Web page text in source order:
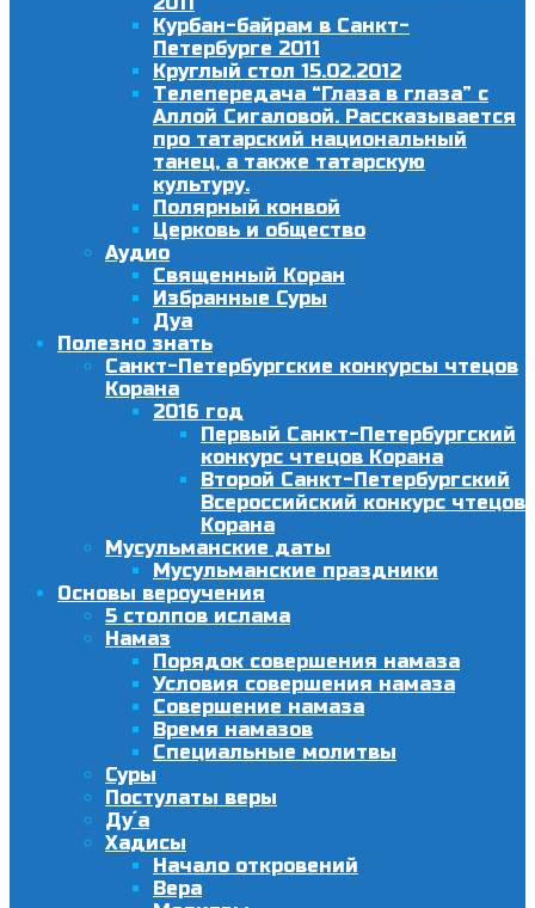
Курбан-байрам в Санкт-
Петербурге 2011
Круглый стол 15.02.2012
Телепередача “Глаза в глаза” с
Аллой Сигаловой. Рассказывается
про татарский национальный
танец, а также татарскую
культуру.
Полярный конвой
Церковь и общество
Аудио
Священный Коран
Избранные Суры
Дуа
Полезно знать
Санкт-Петербургские конкурсы чтецов
Корана
2016 год
Первый Санкт-Петербургский
конкурс чтецов Корана
Второй Санкт-Петербургский
Всероссийский конкурс чтецов
Корана
Мусульманские даты
Мусульманские праздники
Основы вероучения
5 столпов ислама
Намаз
Порядок совершения намаза
Условия совершения намаза
Совершение намаза
Время намазов
Специальные молитвы
Суры
Постулаты веры
Ду´а
Хадисы
Начало откровений
Вера